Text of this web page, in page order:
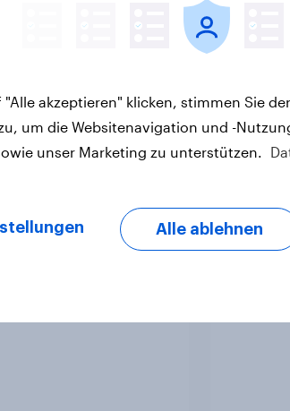
Wie
"Alle akzeptieren" klicken, stimmen Sie
um die Websitenavigation und -
unser Marketing zu unterstützen.
Alle ablehnen